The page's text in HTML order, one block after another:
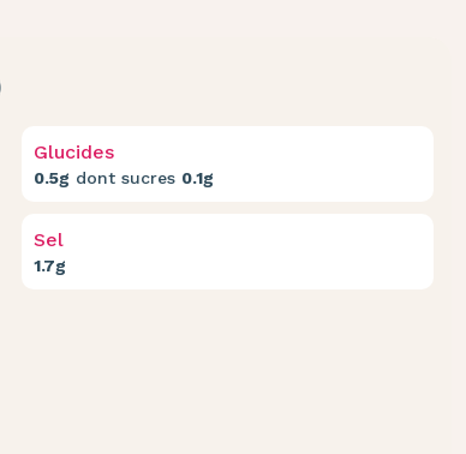
Glucides
0.5g dont sucres 0.1g
Sel
1.7g